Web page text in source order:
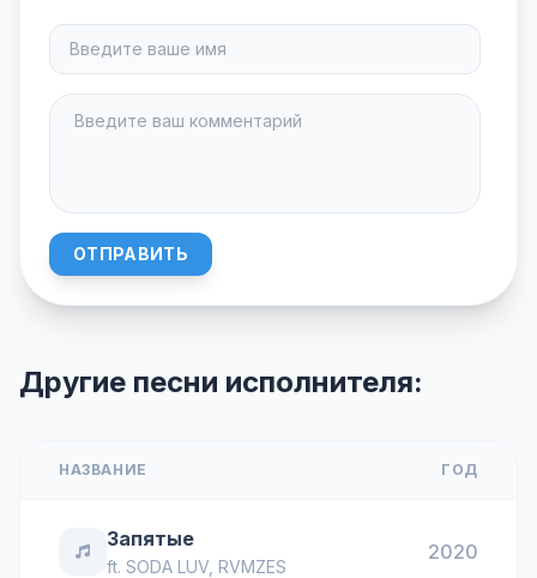
ОТПРАВИТЬ
Другие песни исполнителя:
НАЗВАНИЕ ГОД
Запятые
ft. SODA LUV RVMZES
2020